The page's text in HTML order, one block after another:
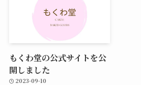
もくわ堂の公式サイトを公
開しました
2023-09-10